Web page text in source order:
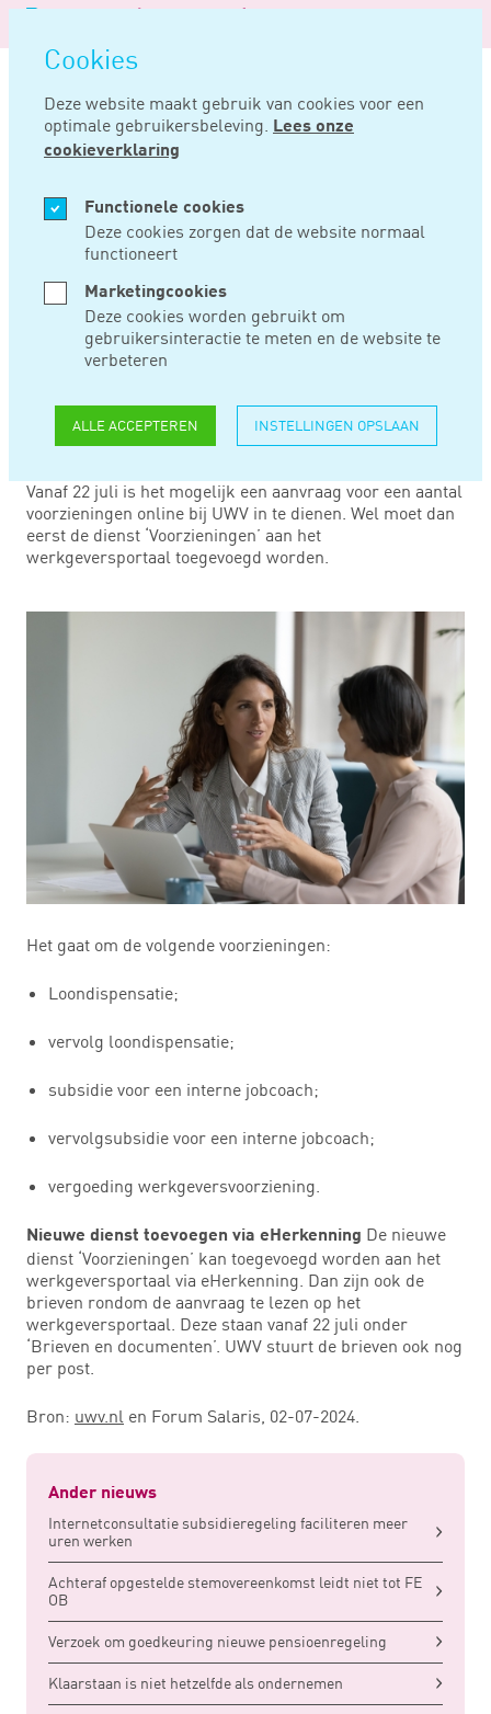
overslaan
Cookies
Deze website maakt gebruik van cookies voor een
optimale gebruikersbeleving. Lees onze
cookieverklaring
Functionele cookies
Deze cookies zorgen dat de website normaal
functioneert
Marketingcookies
Deze cookies worden gebruikt om
gebruikersinteractie te meten en de website te
verbeteren
ALLE ACCEPTEREN INSTELLINGEN OPSLAAN
Logo
Noord
Negentig
Home Nieuws
JUL 04, 2024
ONLINE
VOORZIENING UWV
AANVRAGEN VANAF
22 JULI
Vanaf 22 juli is het mogelijk een aanvraag voor een aantal
voorzieningen online bij UWV in te dienen. Wel moet dan
eerst de dienst ‘Voorzieningen’ aan het
werkgeversportaal toegevoegd worden.
Het gaat om de volgende voorzieningen:
Loondispensatie;
vervolg loondispensatie;
subsidie voor een interne jobcoach;
vervolgsubsidie voor een interne jobcoach;
vergoeding werkgeversvoorziening.
Nieuwe dienst toevoegen via eHerkenning De nieuwe
dienst ‘Voorzieningen’ kan toegevoegd worden aan het
werkgeversportaal via eHerkenning. Dan zijn ook de
brieven rondom de aanvraag te lezen op het
werkgeversportaal. Deze staan vanaf 22 juli onder
‘Brieven en documenten’. UWV stuurt de brieven ook nog
per post.
Bron: uwv.nl en Forum Salaris, 02-07-2024.
Ander nieuws
Internetconsultatie subsidieregeling faciliteren meer
uren werken
Achteraf opgestelde stemovereenkomst leidt niet tot FE
OB
Verzoek om goedkeuring nieuwe pensioenregeling
Klaarstaan is niet hetzelfde als ondernemen